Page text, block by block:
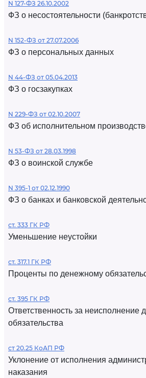
N 127-ФЗ 26.10.2002
ФЗ о несостоятельности
N 152-ФЗ от 27.07.2006
ФЗ о персональных данных
N 44-ФЗ от 05.04.2013
ФЗ о госзакупках
N 229-ФЗ от 02.10.2007
ФЗ об исполнительном
N 53-ФЗ от 28.03.1998
ФЗ о воинской службе
N 395-1 от 02.12.1990
ФЗ о банках и банковской
ст. 333 ГК РФ
Уменьшение неустойки
ст. 317.1 ГК РФ
Проценты по денежному
ст. 395 ГК РФ
Ответственность за неисполнение
обязательства
ст 20.25 КоАП РФ
Уклонение от исполнения
наказания